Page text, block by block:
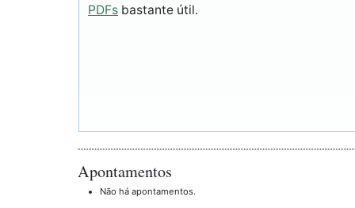
PDFs bastante útil.
Apontamentos
Não há apontamentos.